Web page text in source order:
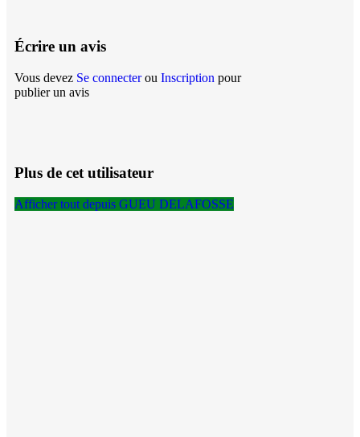
Écrire un avis
Vous devez Se connecterou Inscription pour
publier un avis
Plus de cet utilisateur
Afficher tout depuis GUEU DELAFOSSE